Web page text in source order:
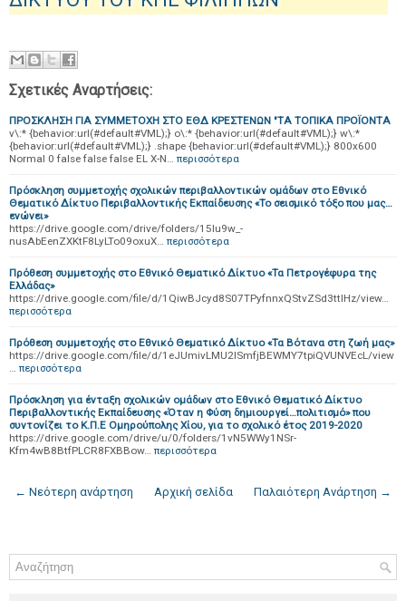
Σχετικές Αναρτήσεις:
ΠΡΟΣΚΛΗΣΗ ΓΙΑ ΣΥΜΜΕΤΟΧΗ ΣΤΟ ΕΘΔ ΚΡΕΣΤΕΝΩΝ "ΤΑ ΤΟΠΙΚΑ ΠΡΟΪΟΝΤΑ
v\:* {behavior:url(#default#VML);} o\:* {behavior:url(#default#VML);} w\:*
{behavior:url(#default#VML);} .shape {behavior:url(#default#VML);} 800x600
Normal 0 false false false EL X-N… περισσότερα
Πρόσκληση συμμετοχής σχολικών περιβαλλοντικών ομάδων στο Εθνικό
Θεματικό Δίκτυο Περιβαλλοντικής Εκπαίδευσης «Το σεισμικό τόξο που μας…
ενώνει»
https://drive.google.com/drive/folders/15lu9w_-
nusAbEenZXKtF8LyLTo09oxuX… περισσότερα
Πρόθεση συμμετοχής στο Εθνικό Θεματικό Δίκτυο «Τα Πετρογέφυρα της
Ελλάδας»
https://drive.google.com/file/d/1QiwBJcyd8S07TPyfnnxQStvZSd3ttIHz/view…
περισσότερα
Πρόθεση συμμετοχής στο Εθνικό Θεματικό Δίκτυο «Τα Βότανα στη ζωή μας»
https://drive.google.com/file/d/1eJUmivLMU2ISmfjBEWMY7tpiQVUNVEcL/view
… περισσότερα
Πρόσκληση για ένταξη σχολικών ομάδων στο Εθνικό Θεματικό Δίκτυο
Περιβαλλοντικής Εκπαίδευσης «Όταν η Φύση δημιουργεί…πολιτισμό» που
συντονίζει το Κ.Π.Ε Ομηρούπολης Χίου, για το σχολικό έτος 2019-2020
https://drive.google.com/drive/u/0/folders/1vN5WWy1NSr-
Kfm4wB8BtfPLCR8FXBBow… περισσότερα
← Νεότερη ανάρτηση Παλαιότερη Ανάρτηση →
Αρχική σελίδα